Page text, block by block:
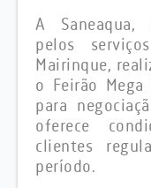
A Saneaqua,
pelos
Mairinque,
o Feirão Mega
para
oferece
clientes
período.